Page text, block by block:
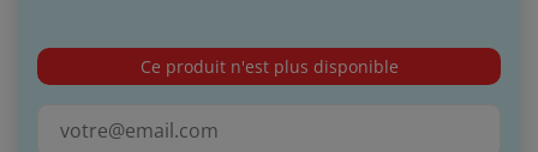
Ce produit n'est plus disponible